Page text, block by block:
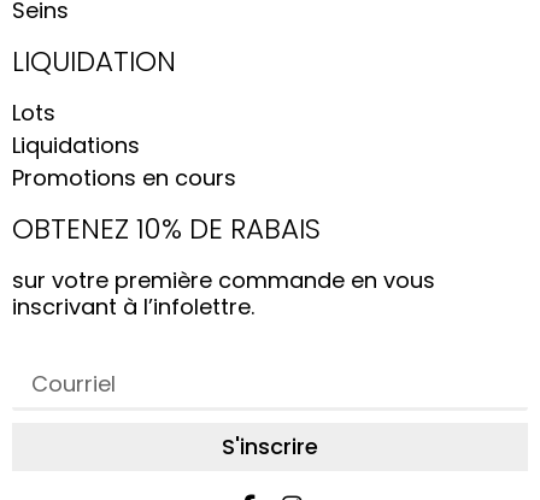
Seins
LIQUIDATION
Lots
Liquidations
Promotions en cours
OBTENEZ 10% DE RABAIS
sur votre première commande en vous
inscrivant à l’infolettre.
S'inscrire